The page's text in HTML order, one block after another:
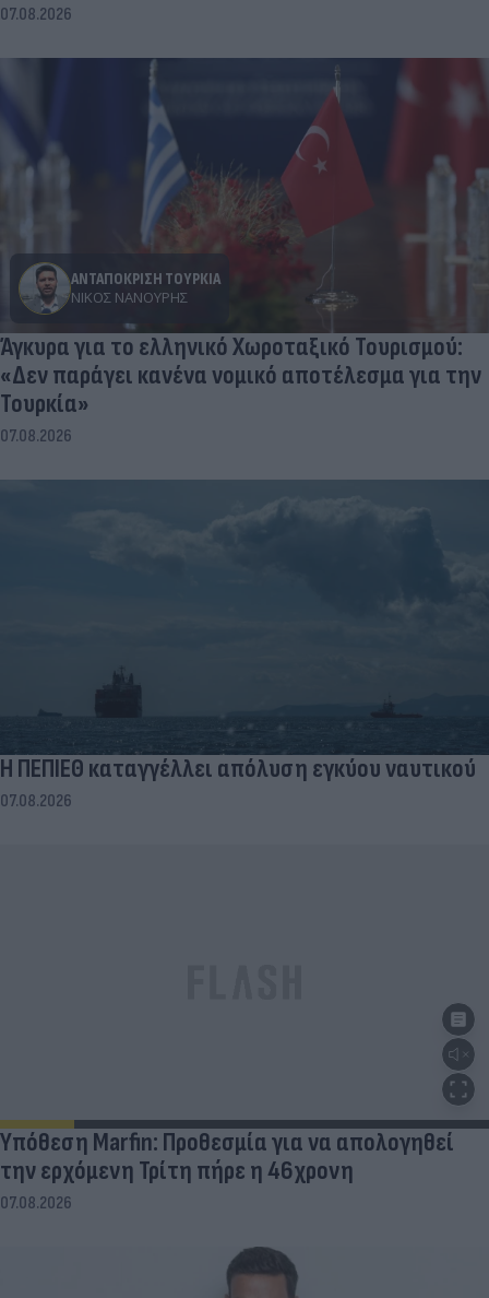
07.08.2026
ΑΝΤΑΠΟΚΡΙΣΗ ΤΟΥΡΚΙΑ
ΝΊΚΟΣ ΝΑΝΟΎΡΗΣ
Άγκυρα για το ελληνικό Χωροταξικό Τουρισμού:
«Δεν παράγει κανένα νομικό αποτέλεσμα για την
Τουρκία»
07.08.2026
Η ΠΕΠΙΕΘ καταγγέλλει απόλυση εγκύου ναυτικού
07.08.2026
Υπόθεση Marfin: Προθεσμία για να απολογηθεί
την ερχόμενη Τρίτη πήρε η 46χρονη
07.08.2026